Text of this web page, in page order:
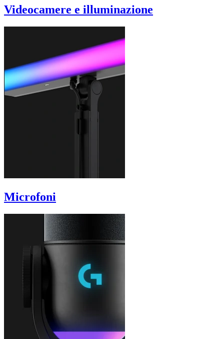
Videocamere e illuminazione
Microfoni